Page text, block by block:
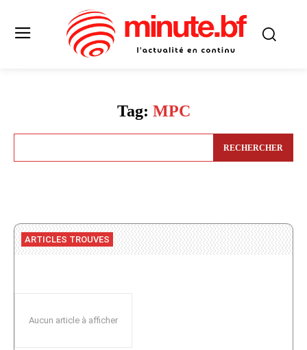
Tag: MPC
RECHERCHER
ARTICLES TROUVES
Aucun article à afficher